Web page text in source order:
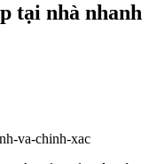
tại nhà nhanh